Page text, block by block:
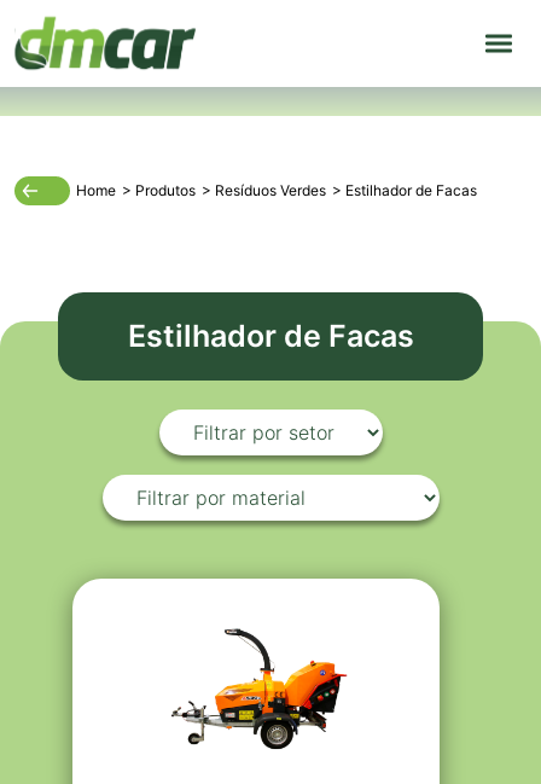
Home > Produtos > Resíduos Verdes > Estilhador de Facas
Estilhador de Facas